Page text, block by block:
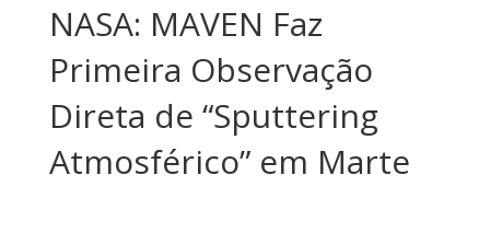
NASA: MAVEN Faz
Primeira Observação
Direta de “Sputtering
Atmosférico” em Marte